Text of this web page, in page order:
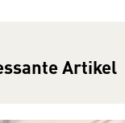
Artikel